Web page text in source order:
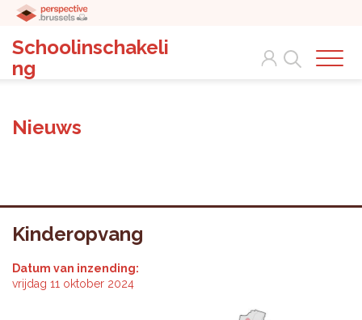
Schoolinschakeli
ng
Search
Nieuws
Kinderopvang
Datum van inzending:
vrijdag 11 oktober 2024